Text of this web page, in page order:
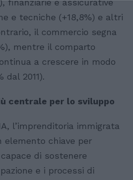
finanziarie e assicurative
e tecniche (+18,8%) e altri
il commercio segna
mentre il comparto
a crescere in modo
dal 2011).
centrale per lo sviluppo
l’imprenditoria immigrata
elemento chiave per
di sostenere
e i processi di